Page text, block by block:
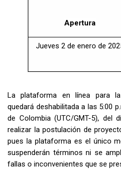
Apertura
Jueves 2 de enero de
La plataforma en línea para
quedará deshabilitada a las 5:00
de Colombia (UTC/GMT-5), del
realizar la postulación de
pues la plataforma es el único
suspenderán términos ni se
fallas o inconvenientes que se